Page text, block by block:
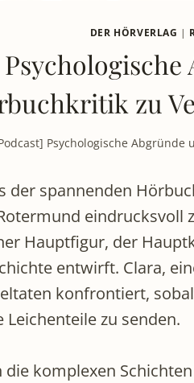
DER HÖRVERLAG |
zu
Psychologische
spannenden
Hauptfigur, der
entwirft. Clara,
konfrontiert,
zu senden.
die komplexen